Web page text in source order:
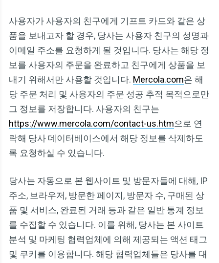
사용자가 사용자의 친구에게 기프트 카드와 같은 상
품을 보내고자 할 경우, 당사는 사용자 친구의 성명과
이메일 주소를 요청하게 될 것입니다. 당사는 해당 정
보를 사용자의 주문을 완료하고 친구에게 상품을 보
내기 위해서만 사용할 것입니다. Mercola.com은 해
당 주문 처리 및 사용자의 주문 성공 추적 목적으로만
그 정보를 저장합니다. 사용자의 친구는
https://www.mercola.com/contact-us.htm으로 연
락해 당사 데이터베이스에서 해당 정보를 삭제하도
록 요청하실 수 있습니다.
당사는 자동으로 본 웹사이트 및 방문자들에 대해, IP
주소, 브라우저, 방문한 페이지, 방문자 수, 구매된 상
품 및 서비스, 완료된 거래 등과 같은 일반 통계 정보
를 수집할 수 있습니다. 이를 위해, 당사는 본 사이트
분석 및 마케팅 협력업체에 의해 제공되는 액션 태그
및 쿠키를 이용합니다. 해당 협력업체들은 당사를 대